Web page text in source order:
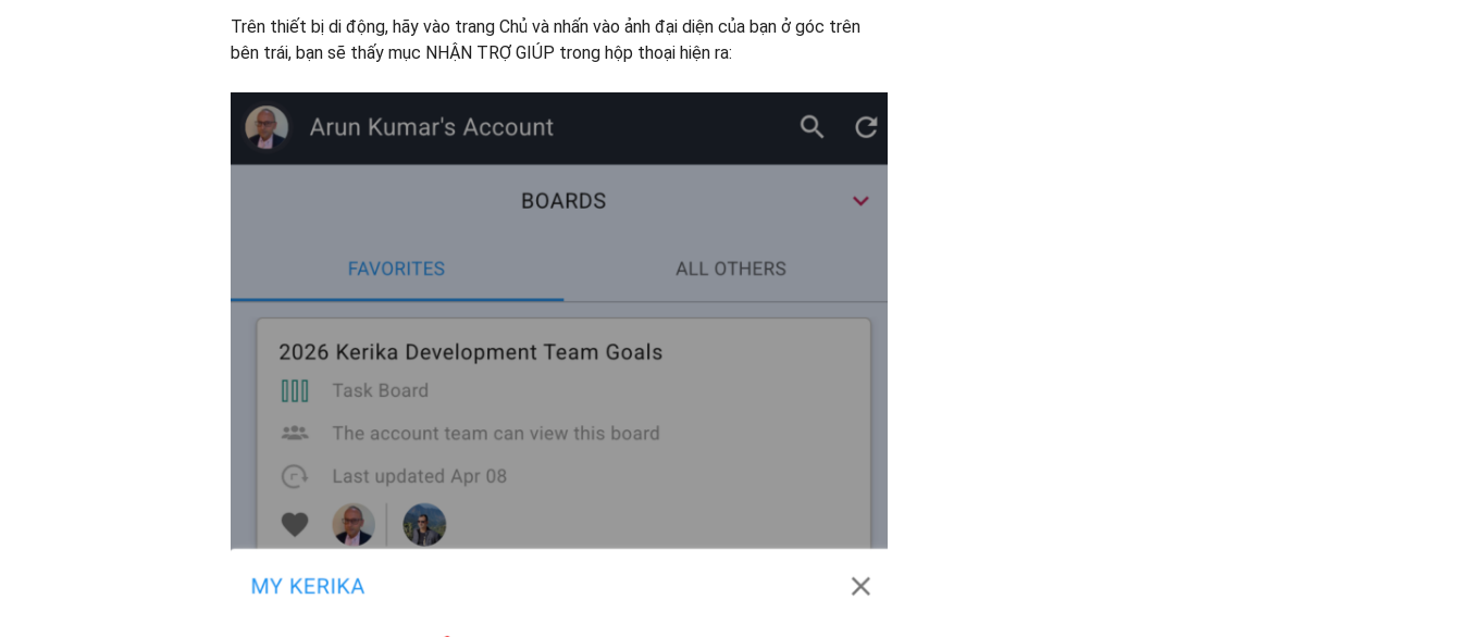
Trên thiết bị di động, hãy vào trang Chủ và nhấn vào ảnh đại diện của bạn ở góc trên
bên trái, bạn sẽ thấy mục NHẬN TRỢ GIÚP trong hộp thoại hiện ra: